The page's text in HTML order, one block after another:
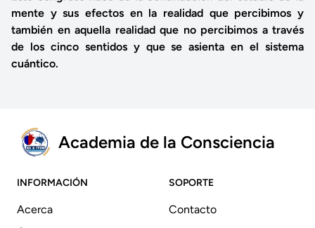
mente y sus efectos en la realidad que percibimos y
también en aquella realidad que no percibimos a través
de los cinco sentidos y que se asienta en el sistema
cuántico.
Academia de la Consciencia
INFORMACIÓN
Acerca
SOPORTE
Contacto